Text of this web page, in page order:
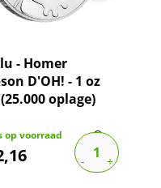
- Homer
D'OH! - 1 oz
oplage)
op voorraad